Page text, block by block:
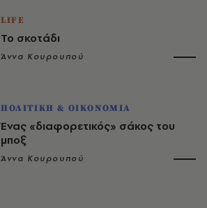
LIFE
Το σκοτάδι
Άννα Κουρουπού
ΠΟΛΙΤΙΚΗ & ΟΙΚΟΝΟΜΙΑ
Ένας «διαφορετικός» σάκος του
μποξ
Άννα Κουρουπού